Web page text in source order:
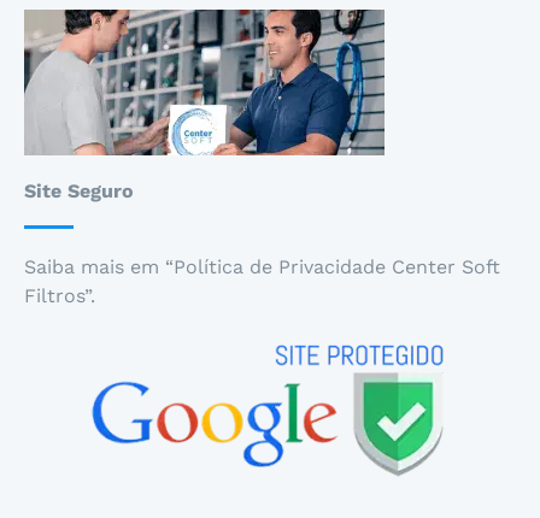
Site Seguro
Saiba mais em “Política de Privacidade Center Soft
Filtros”.